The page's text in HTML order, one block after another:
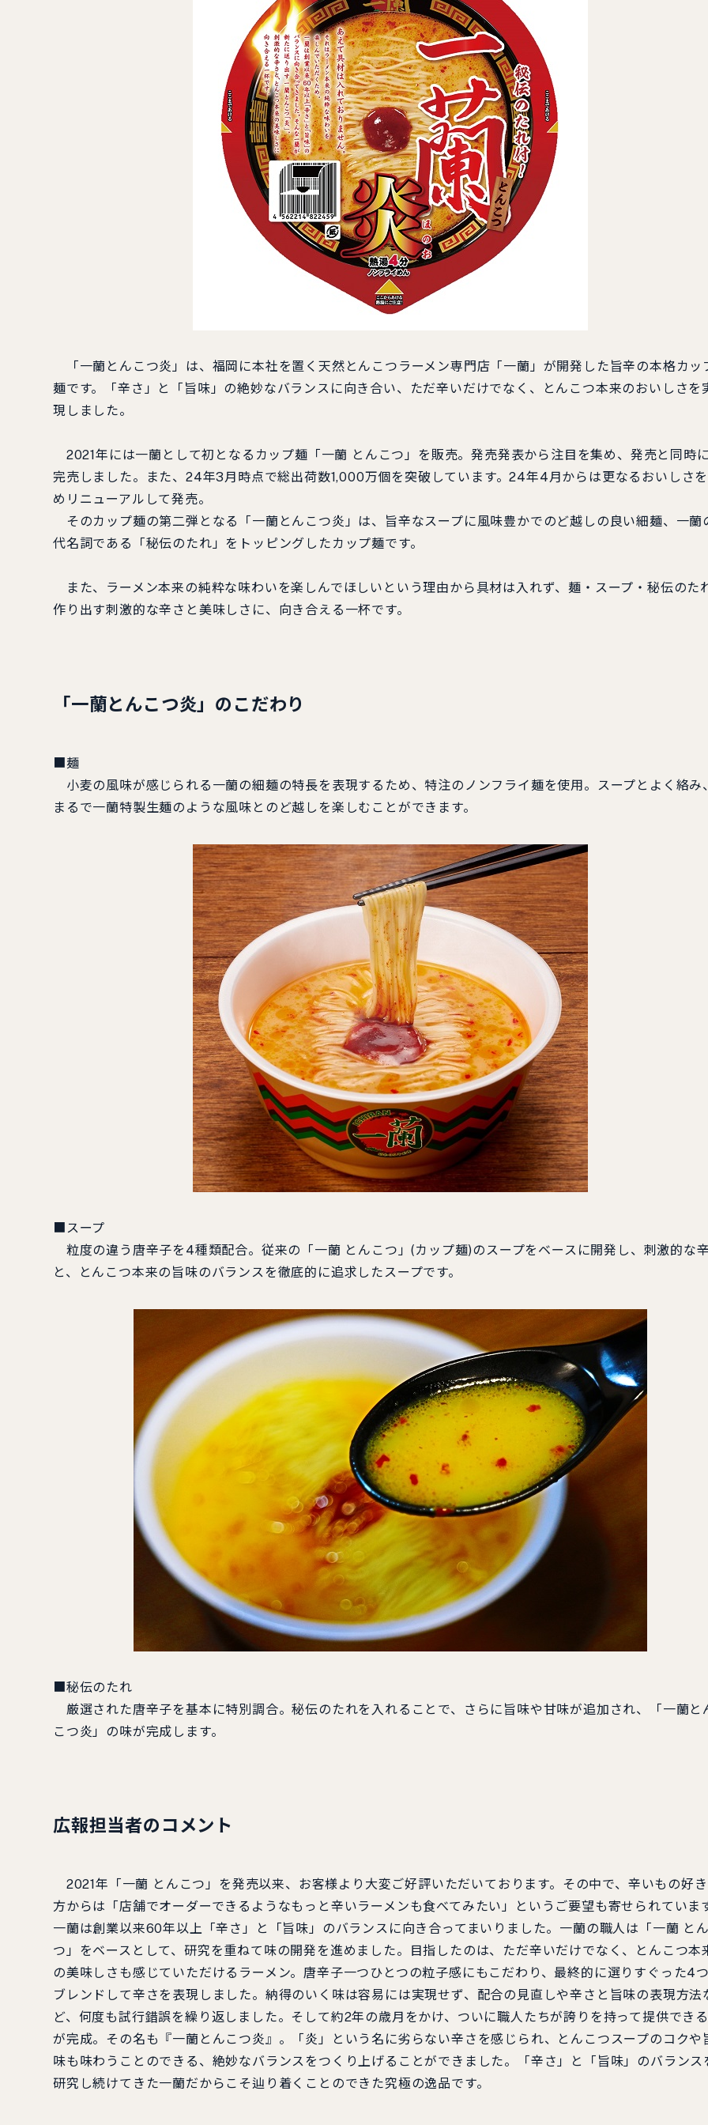
「一蘭とんこつ炎」は、福岡に本社を置く天然とんこつラーメン専門店「一蘭」が開発した旨辛の本格カッ
麺です。「辛さ」と「旨味」の絶妙なバランスに向き合い、ただ辛いだけでなく、とんこつ本来のおいしさを
現しました。
2021年には一蘭として初となるカップ麺「一蘭 とんこつ」を販売。発売発表から注目を集め、発売と同時
完売しました。また、24年3月時点で総出荷数1,000万個を突破しています。24年4月からは更なるおいしさ
めリニューアルして発売。
そのカップ麺の第二弾となる「一蘭とんこつ炎」は、旨辛なスープに風味豊かでのど越しの良い細麺、一蘭
代名詞である「秘伝のたれ」をトッピングしたカップ麺です。
また、ラーメン本来の純粋な味わいを楽しんでほしいという理由から具材は入れず、麺・スープ・秘伝のた
作り出す刺激的な辛さと美味しさに、向き合える一杯です。
「一蘭とんこつ炎 」の こだわり
■麺
小麦の風味が感じられる一蘭の細麺の特長を表現するため、特注のノンフライ麺を使用。スープとよく絡み
まるで一蘭特製生麺のような風味とのど越しを楽しむことができます。
■スープ
粒度の違う唐辛子を4種類配合。従来の「一蘭 とんこつ」(カップ麺)のスープをベースに開発し、刺激的な
と、とんこつ本来の旨味のバランスを徹底的に追求したスープです。
■秘伝のたれ
厳選された唐辛子を基本に特別調合。秘伝のたれを入れることで、さらに旨味や甘味が追加され、「一蘭と
こつ炎」の味が完成します。
広報担当者のコメント
2021年「一蘭 とんこつ」を発売以来、お客様より大変ご好評いただいております。その中で、辛いもの好
方からは「店舗でオーダーできるようなもっと辛いラーメンも食べてみたい」というご要望も寄せられていま
一蘭は創業以来60年以上「辛さ」と「旨味」のバランスに向き合ってまいりました。一蘭の職人は「一蘭 と
つ」をベースとして、研究を重ねて味の開発を進めました。目指したのは、ただ辛いだけでなく、とんこつ本
の美味しさも感じていただけるラーメン。唐辛子一つひとつの粒子感にもこだわり、最終的に選りすぐった4
ブレンドして辛さを表現しました。納得のいく味は容易には実現せず、配合の見直しや辛さと旨味の表現方法
ど、何度も試行錯誤を繰り返しました。そして約2年の歳月をかけ、ついに職人たちが誇りを持って提供でき
が完成。その名も『一蘭とんこつ炎』。「炎」という名に劣らない辛さを感じられ、とんこつスープのコクや
味も味わうことのできる、絶妙なバランスをつくり上げることができました。「辛さ」と「旨味」のバランス
研究し続けてきた一蘭だからこそ辿り着くことのできた究極の逸品です。